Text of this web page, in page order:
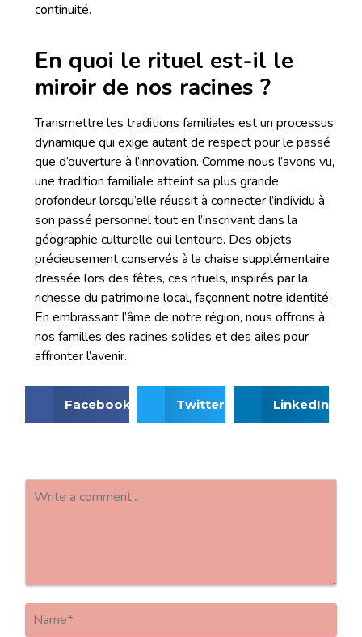
continuité.
En quoi le rituel est-il le
miroir de nos racines ?
Transmettre les traditions familiales est un processus
dynamique qui exige autant de respect pour le passé
que d’ouverture à l’innovation. Comme nous l’avons vu,
une tradition familiale atteint sa plus grande
profondeur lorsqu’elle réussit à connecter l’individu à
son passé personnel tout en l’inscrivant dans la
géographie culturelle qui l’entoure. Des objets
précieusement conservés à la chaise supplémentaire
dressée lors des fêtes, ces rituels, inspirés par la
richesse du patrimoine local, façonnent notre identité.
En embrassant l’âme de notre région, nous offrons à
nos familles des racines solides et des ailes pour
affronter l’avenir.
Facebook Twitter LinkedIn